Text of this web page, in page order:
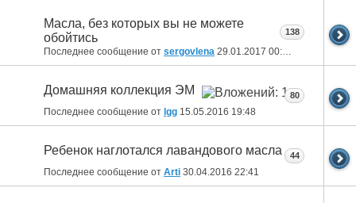
Масла, без которых вы не можете
обойтись
Последнее сообщение от sergovlena 29.01.2017 00:25
138
Домашняя коллекция ЭМ
Последнее сообщение от lgg 15.05.2016 19:48
80
Ребенок наглотался лавандового масла
Последнее сообщение от Arti 30.04.2016 22:41
44